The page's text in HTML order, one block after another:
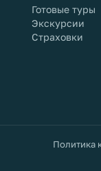
Готовые туры
Экскурсии
Страховки
Политика